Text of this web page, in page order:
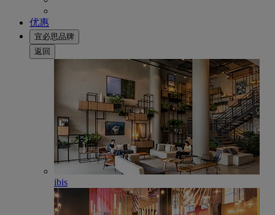
优惠
宜必思品牌
返回
ibis